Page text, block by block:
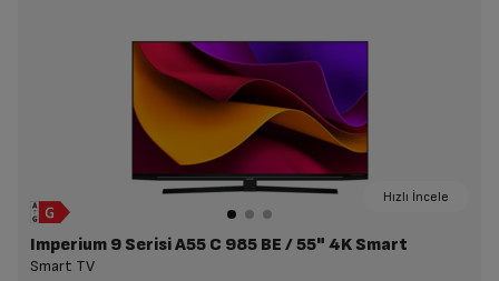
Hızlı İncele
Imperium 9 Serisi A55 C 985 BE / 55" 4K Smart
Smart TV